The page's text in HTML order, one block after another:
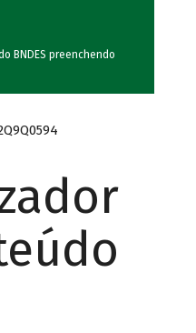
BNDES preenchendo